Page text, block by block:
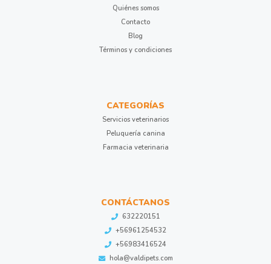
Quiénes somos
Contacto
Blog
Términos y condiciones
CATEGORÍAS
Servicios veterinarios
Peluquería canina
Farmacia veterinaria
CONTÁCTANOS
632220151
+56961254532
+56983416524
hola@valdipets.com